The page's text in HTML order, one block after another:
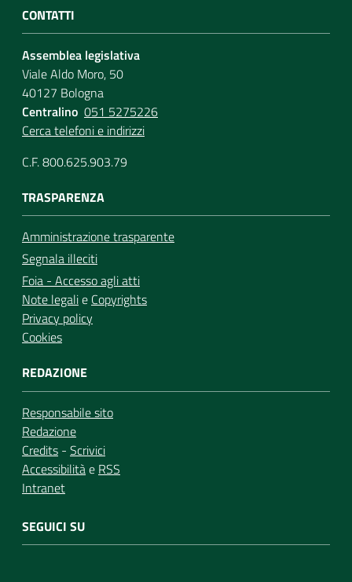
CONTATTI
Assemblea legislativa
Viale Aldo Moro, 50
40127 Bologna
Centralino 051 5275226
Cerca telefoni e indirizzi
C.F. 800.625.903.79
TRASPARENZA
Amministrazione trasparente
Segnala illeciti
Foia - Accesso agli atti
Note legalie Copyrights
Privacy policy
Cookies
REDAZIONE
Responsabile sito
Redazione
Credits - Scrivici
Accessibilitàe RSS
Intranet
SEGUICI SU